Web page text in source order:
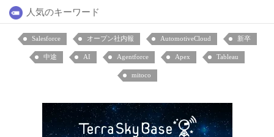
人気のキーワード
Salesforce オープン社内報 AutomotiveCloud 新卒
中途 AI Agentforce Apex Tableau
mitoco